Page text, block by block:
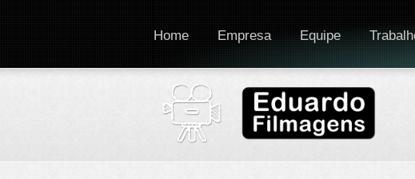
Home Empresa Equipe